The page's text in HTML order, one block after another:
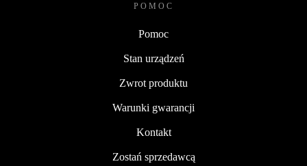
POMOC
Pomoc
Stan urządzeń
Zwrot produktu
Warunki gwarancji
Kontakt
Zostań sprzedawcą